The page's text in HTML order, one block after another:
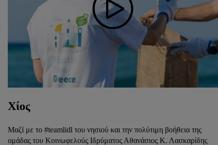
Χίος
Μαζί με το #teamlidl του νησιού και την πολύτιμη βοήθεια της
ομάδας του Κοινωφελούς Ιδρύματος Αθανάσιος Κ. Λασκαρίδης